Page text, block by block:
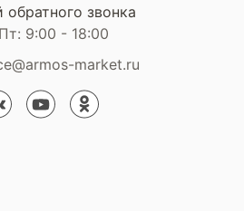
звонка
9:00 - 18:00
market.ru